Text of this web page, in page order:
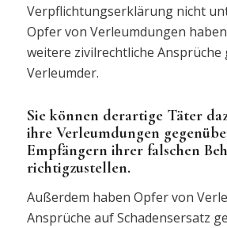
Verpflichtungserklärung nicht
Opfer von Verleumdungen
weitere zivilrechtliche Ansprüche
Verleumder.
Sie können derartige Täter
ihre Verleumdungen
Empfängern ihrer falschen
richtigzustellen.
Außerdem haben Opfer von
Ansprüche auf Schadensersatz